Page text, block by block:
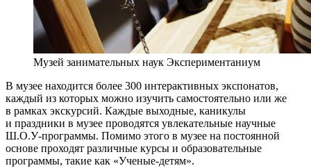
Музей занимательных наук Экспериментаниум
В музее находится более 300 интерактивных экспонатов,
каждый из которых можно изучить самостоятельно или же
в рамках экскурсий. Каждые выходные, каникулы
и праздники в музее проводятся увлекательные научные
Ш.О.У-программы. Помимо этого в музее на постоянной
основе проходят различные курсы и образовательные
программы, такие как «Ученые-детям».